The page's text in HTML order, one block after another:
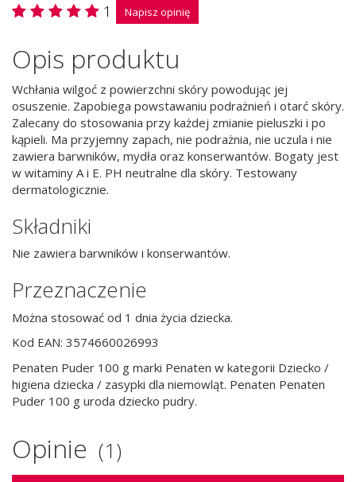
1 Napisz opinię
Opis produktu
Wchłania wilgoć z powierzchni skóry powodując jej
osuszenie. Zapobiega powstawaniu podrażnień i otarć skóry.
Zalecany do stosowania przy każdej zmianie pieluszki i po
kąpieli. Ma przyjemny zapach, nie podrażnia, nie uczula i nie
zawiera barwników, mydła oraz konserwantów. Bogaty jest
w witaminy A i E. PH neutralne dla skóry. Testowany
dermatologicznie.
Składniki
Nie zawiera barwników i konserwantów.
Przeznaczenie
Można stosować od 1 dnia życia dziecka.
Kod EAN: 3574660026993
Penaten Puder 100 g marki Penaten w kategorii Dziecko /
higiena dziecka / zasypki dla niemowląt. Penaten Penaten
Puder 100 g uroda dziecko pudry.
Opinie (1)